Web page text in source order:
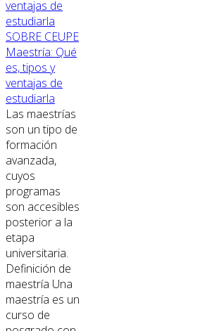
SOBRE CEUPE
Maestría: Qué
es, tipos y
ventajas de
estudiarla
Las maestrías
son un tipo de
formación
avanzada,
cuyos
programas
son accesibles
posterior a la
etapa
universitaria.
Definición de
maestría Una
maestría es un
curso de